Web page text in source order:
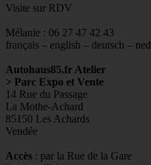
Visite sur RDV
Mélanie : 06 27 47 42 43
français – english – deutsch –
Autohaus85.fr Atelier
> Parc Expo et Vente
14 Rue du Passage
La Mothe-Achard
85150 Les Achards
Vendée
Accès : par la Rue de la Gare